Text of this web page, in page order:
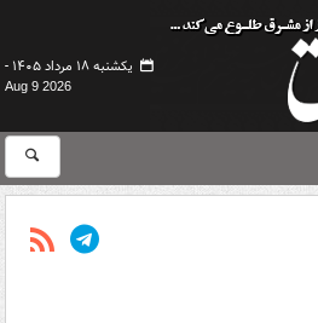
یکشنبه ۱۸ مرداد ۱۴۰۵ -
Aug 9 2026